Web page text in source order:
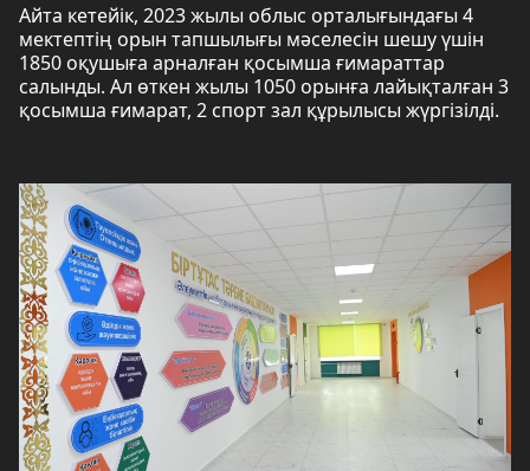
Айта кетейік, 2023 жылы облыс орталығындағы 4
мектептің орын тапшылығы мәселесін шешу үшін
1850 оқушыға арналған қосымша ғимараттар
салынды. Ал өткен жылы 1050 орынға лайықталған 3
қосымша ғимарат, 2 спорт зал құрылысы жүргізілді.